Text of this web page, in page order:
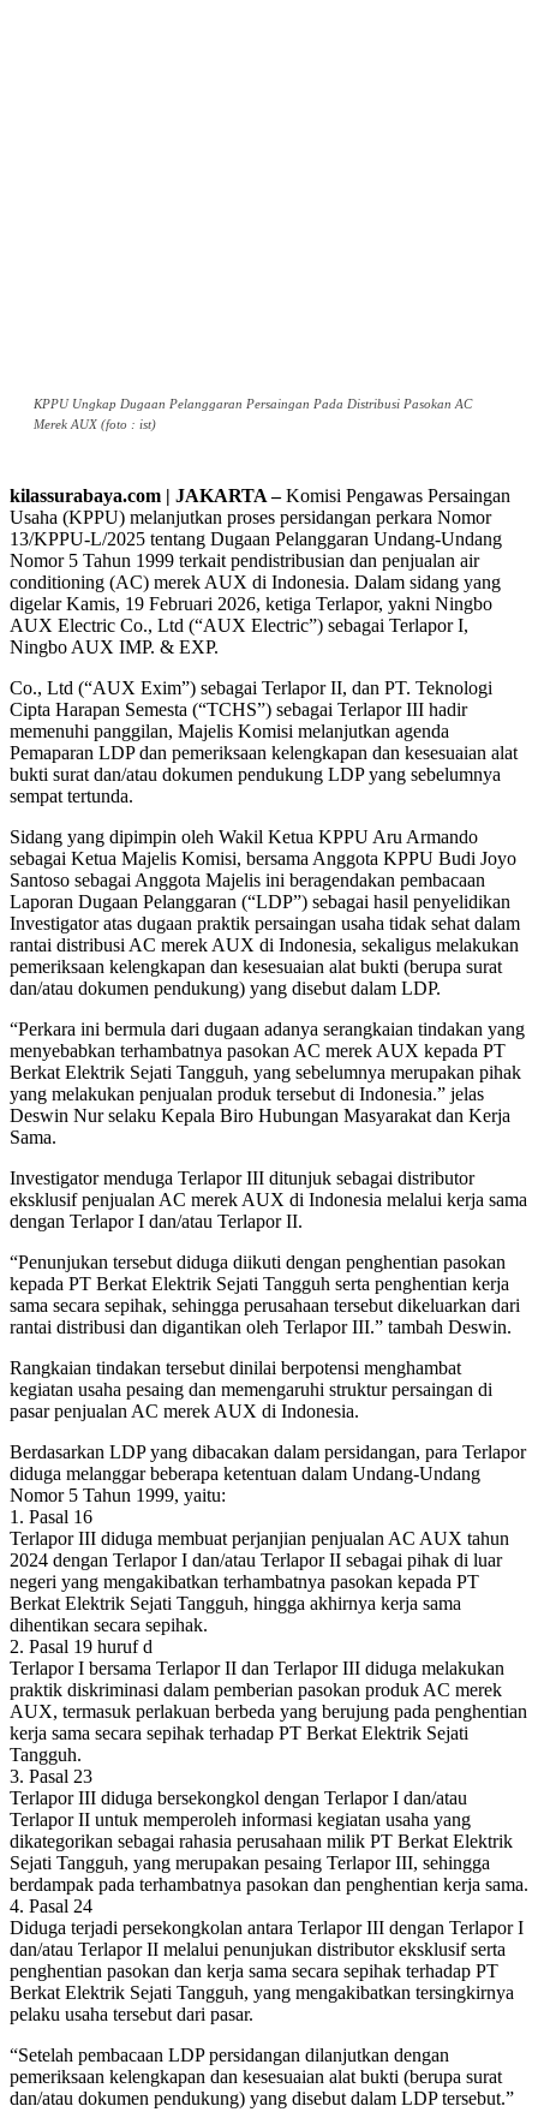
KPPU Ungkap Dugaan Pelanggaran Persaingan Pada Distribusi Pasokan AC
Merek AUX (foto : ist)
kilassurabaya.com | JAKARTA –Komisi Pengawas Persaingan
Usaha (KPPU) melanjutkan proses persidangan perkara Nomor
13/KPPU-L/2025 tentang Dugaan Pelanggaran Undang-Undang
Nomor 5 Tahun 1999 terkait pendistribusian dan penjualan air
conditioning (AC) merek AUX di Indonesia. Dalam sidang yang
digelar Kamis, 19 Februari 2026, ketiga Terlapor, yakni Ningbo
AUX Electric Co., Ltd (“AUX Electric”) sebagai Terlapor I,
Ningbo AUX IMP. & EXP.
Co., Ltd (“AUX Exim”) sebagai Terlapor II, dan PT. Teknologi
Cipta Harapan Semesta (“TCHS”) sebagai Terlapor III hadir
memenuhi panggilan, Majelis Komisi melanjutkan agenda
Pemaparan LDP dan pemeriksaan kelengkapan dan kesesuaian alat
bukti surat dan/atau dokumen pendukung LDP yang sebelumnya
sempat tertunda.
Sidang yang dipimpin oleh Wakil Ketua KPPU Aru Armando
sebagai Ketua Majelis Komisi, bersama Anggota KPPU Budi Joyo
Santoso sebagai Anggota Majelis ini beragendakan pembacaan
Laporan Dugaan Pelanggaran (“LDP”) sebagai hasil penyelidikan
Investigator atas dugaan praktik persaingan usaha tidak sehat dalam
rantai distribusi AC merek AUX di Indonesia, sekaligus melakukan
pemeriksaan kelengkapan dan kesesuaian alat bukti (berupa surat
dan/atau dokumen pendukung) yang disebut dalam LDP.
“Perkara ini bermula dari dugaan adanya serangkaian tindakan yang
menyebabkan terhambatnya pasokan AC merek AUX kepada PT
Berkat Elektrik Sejati Tangguh, yang sebelumnya merupakan pihak
yang melakukan penjualan produk tersebut di Indonesia.” jelas
Deswin Nur selaku Kepala Biro Hubungan Masyarakat dan Kerja
Sama.
Investigator menduga Terlapor III ditunjuk sebagai distributor
eksklusif penjualan AC merek AUX di Indonesia melalui kerja sama
dengan Terlapor I dan/atau Terlapor II.
“Penunjukan tersebut diduga diikuti dengan penghentian pasokan
kepada PT Berkat Elektrik Sejati Tangguh serta penghentian kerja
sama secara sepihak, sehingga perusahaan tersebut dikeluarkan dari
rantai distribusi dan digantikan oleh Terlapor III.” tambah Deswin.
Rangkaian tindakan tersebut dinilai berpotensi menghambat
kegiatan usaha pesaing dan memengaruhi struktur persaingan di
pasar penjualan AC merek AUX di Indonesia.
Berdasarkan LDP yang dibacakan dalam persidangan, para Terlapor
diduga melanggar beberapa ketentuan dalam Undang-Undang
Nomor 5 Tahun 1999, yaitu:
1. Pasal 16
Terlapor III diduga membuat perjanjian penjualan AC AUX tahun
2024 dengan Terlapor I dan/atau Terlapor II sebagai pihak di luar
negeri yang mengakibatkan terhambatnya pasokan kepada PT
Berkat Elektrik Sejati Tangguh, hingga akhirnya kerja sama
dihentikan secara sepihak.
2. Pasal 19 huruf d
Terlapor I bersama Terlapor II dan Terlapor III diduga melakukan
praktik diskriminasi dalam pemberian pasokan produk AC merek
AUX, termasuk perlakuan berbeda yang berujung pada penghentian
kerja sama secara sepihak terhadap PT Berkat Elektrik Sejati
Tangguh.
3. Pasal 23
Terlapor III diduga bersekongkol dengan Terlapor I dan/atau
Terlapor II untuk memperoleh informasi kegiatan usaha yang
dikategorikan sebagai rahasia perusahaan milik PT Berkat Elektrik
Sejati Tangguh, yang merupakan pesaing Terlapor III, sehingga
berdampak pada terhambatnya pasokan dan penghentian kerja sama.
4. Pasal 24
Diduga terjadi persekongkolan antara Terlapor III dengan Terlapor I
dan/atau Terlapor II melalui penunjukan distributor eksklusif serta
penghentian pasokan dan kerja sama secara sepihak terhadap PT
Berkat Elektrik Sejati Tangguh, yang mengakibatkan tersingkirnya
pelaku usaha tersebut dari pasar.
“Setelah pembacaan LDP persidangan dilanjutkan dengan
pemeriksaan kelengkapan dan kesesuaian alat bukti (berupa surat
dan/atau dokumen pendukung) yang disebut dalam LDP tersebut.”